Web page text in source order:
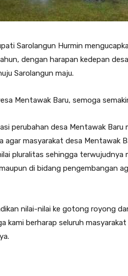
Sarolangun Hurmin
dengan harapan kedepan
Sarolangun maju.
Mentawak Baru, semoga
perubahan desa Mentawak Baru
agar masyarakat desa Mentawak
pluralitas sehingga
di bidang pengembangan
nilai-nilai ke gotong royong
kami berharap seluruh